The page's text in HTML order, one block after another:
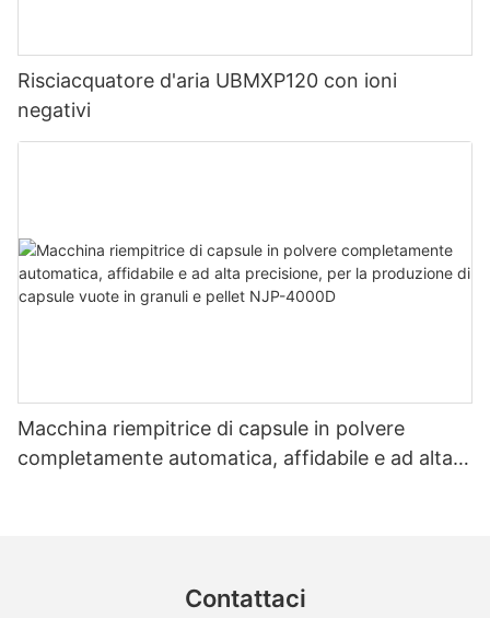
Risciacquatore d'aria UBMXP120 con ioni
negativi
Macchina riempitrice di capsule in polvere
completamente automatica, affidabile e ad alta
Contattaci